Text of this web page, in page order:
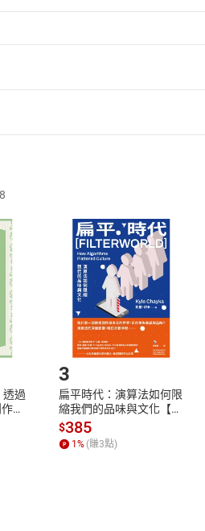
通訊交易解除權合理例外情事適用
店鋪所銷售之商品為電子書，
登入樂天市場，並於「我的訂單
通過後將為您辦理退款事宜。
取消/退貨，恕無法以單支商品取
登入帳號
Login
Step2.登入
透過
現
如
3
扁平時代：演算法如何限
縮我們的品味與文化【電
子書】
$385
1 % (賺3點)